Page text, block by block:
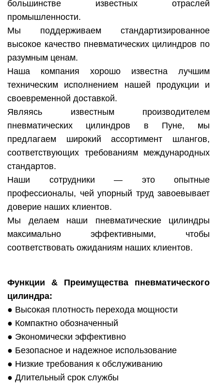
большинстве известных отраслей
промышленности.
Мы поддерживаем стандартизированное
высокое качество пневматических цилиндров по
разумным ценам.
Наша компания хорошо известна лучшим
техническим исполнением нашей продукции и
своевременной доставкой.
Являясь известным производителем
пневматических цилиндров в Пуне, мы
предлагаем широкий ассортимент шлангов,
соответствующих требованиям международных
стандартов.
Наши сотрудники — это опытные
профессионалы, чей упорный труд завоевывает
доверие наших клиентов.
Мы делаем наши пневматические цилиндры
максимально эффективными, чтобы
соответствовать ожиданиям наших клиентов.
Функции & Преимущества пневматического
цилиндра:
● Высокая плотность перехода мощности
● Компактно обозначенный
● Экономически эффективно
● Безопасное и надежное использование
● Низкие требования к обслуживанию
● Длительный срок службы